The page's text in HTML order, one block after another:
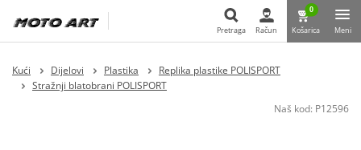
Pretraga Račun
0
Košarica Meni
Kući Dijelovi Plastika
Replika plastike POLISPORT
Stražnji blatobrani POLISPORT
Naš kod: P12596